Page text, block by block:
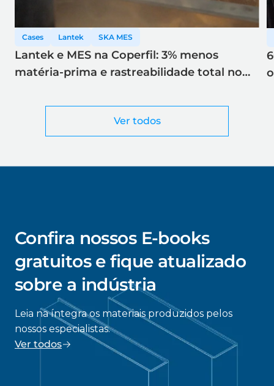
Ver todos
Cases Lantek SKA MES
Lantek e MES na Coperfil: 3% menos
matéria-prima e rastreabilidade total no
Confira nossos E-books
gratuitos e fique atualizado
sobre a indústria
Leia na íntegra os materiais produzidos pelos
nossos especialistas.
Ver todos